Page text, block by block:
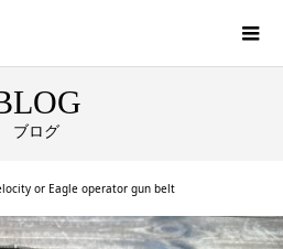
ブログ
or Eagle operator gun belt